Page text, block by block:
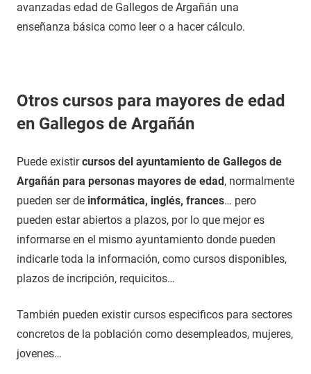
avanzadas edad de Gallegos de Argañán una
enseñanza básica como leer o a hacer cálculo.
Otros cursos para mayores de edad
en Gallegos de Argañán
Puede existircursos del ayuntamiento de Gallegos de
Argañán para personas mayores de edad, normalmente
pueden ser de informática, inglés, frances… pero
pueden estar abiertos a plazos, por lo que mejor es
informarse en el mismo ayuntamiento donde pueden
indicarle toda la información, como cursos disponibles,
plazos de incripción, requicitos…
También pueden existir cursos especificos para sectores
concretos de la población como desempleados, mujeres,
jovenes…